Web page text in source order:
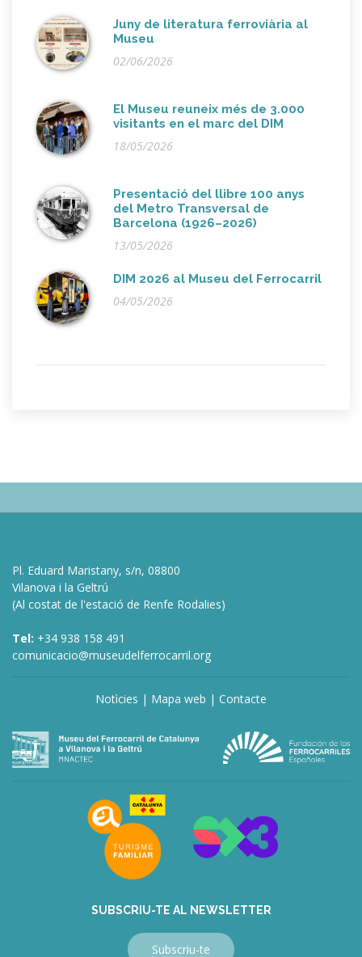
Juny de literatura ferroviària al
Museu
02/06/2026
El Museu reuneix més de 3.000
visitants en el marc del DIM
18/05/2026
Presentació del llibre 100 anys
del Metro Transversal de
Barcelona (1926–2026)
13/05/2026
DIM 2026 al Museu del Ferrocarril
04/05/2026
Pl. Eduard Maristany, s/n, 08800
Vilanova i la Geltrú
(Al costat de l'estació de Renfe Rodalies)
Tel: +34 938 158 491
comunicacio@museudelferrocarril.org
Notìcies | Mapa web | Contacte
deneme
bonusu
SUBSCRIU-TE AL NEWSLETTER
Subscriu-te